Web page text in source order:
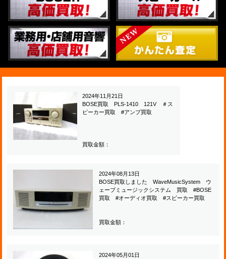
2024年11月21日
BOSE買取 PLS-1410 121V ＃ス
ピーカー買取 #アンプ買取
買取金額：
2024年08月13日
BOSE買取しました WaveMusicSystem ウ
ェーブミュージックシステム 買取 #BOSE
買取 #オーディオ買取 #スピーカー買取
買取金額：
2024年05月01日